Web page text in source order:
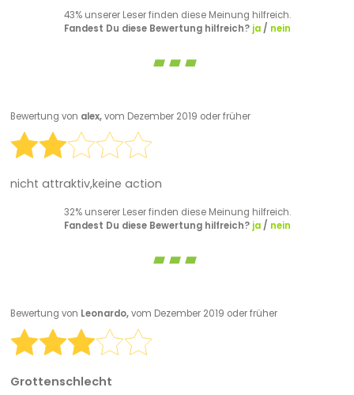
43% unserer Leser finden diese Meinung hilfreich.
Fandest Du diese Bewertung hilfreich? ja/ nein
Bewertung von alex,vom Dezember 2019 oder früher
nicht attraktiv,keine action
32% unserer Leser finden diese Meinung hilfreich.
Fandest Du diese Bewertung hilfreich? ja/ nein
Bewertung von Leonardo,vom Dezember 2019 oder früher
Grottenschlecht